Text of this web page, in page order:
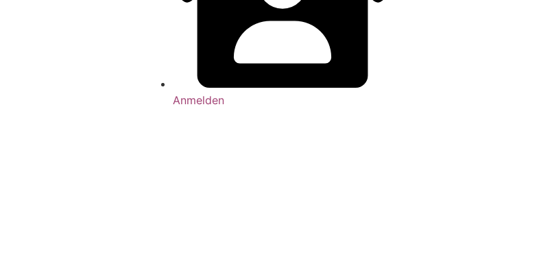
Anmelden